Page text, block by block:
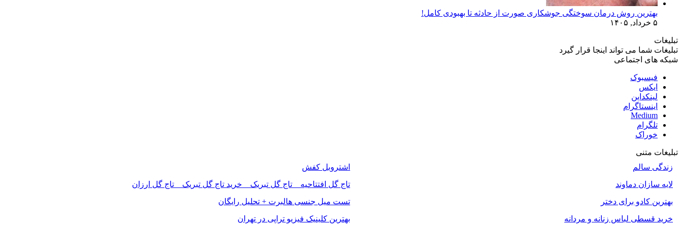
بهترین روش درمان سوختگی جوشکاری صورت از حادثه تا بهبودی کامل!
۵ خرداد, ۱۴۰۵
تبلیغات
تبلیغات شما می تواند اینجا قرار گیرد
شبکه های اجتماعی
فیسبوک
ایکس
لینکداین
اینستاگرام
Medium
تلگرام
خوراک
تبلیغات متنی
زندگی سالم
اشتروبل کفش
لایه سازان دماوند
تاج گل افتتاحیه _ تاج گل تبریک _ خرید تاج گل تبریک _ تاج گل ارزان
بهترین کادو برای دختر
تست میل جنسی هالبرت + تحلیل رایگان
خرید قسطی لباس زنانه و مردانه
بهترین کلینیک فیزیو تراپی در تهران